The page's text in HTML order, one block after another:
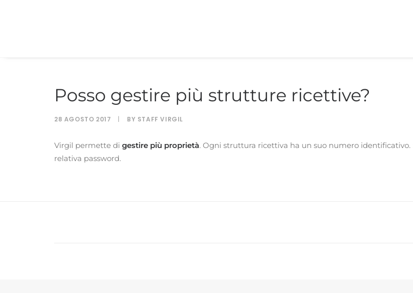
Posso gestire più strutture ricettive?
28 AGOSTO 2017 | BY STAFF VIRGIL
Virgil permette di gestire più proprietà. Ogni struttura ricettiva ha un suo numero
relativa password.